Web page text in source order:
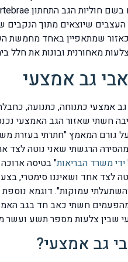
שיוצאים מתוך הנקבים
גב אמצעי
גב אמצעי כתנוחה, כתנועה,
חשתי שאזור הגב האמצעי
גורם המאמץ "חתרתי בעזרת
הרגשתי שאני נוטה
משרד הבריאות" בטיסה
לצד אחד ושאיננו סימטרי,
עמוקות". דוגמא
חשתי כאב חד בגב
שבין צלעות מספר תשע ועשר
גב אמצעי?